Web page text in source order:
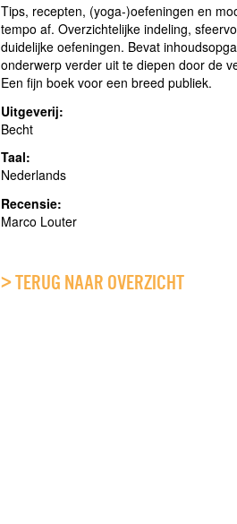
Tips, recepten, (yoga-)oefeningen en
tempo af. Overzichtelijke indeling,
duidelijke oefeningen. Bevat
onderwerp verder uit te diepen door de
Een fijn boek voor een breed publiek.
Uitgeverij:
Becht
Taal:
Nederlands
Recensie:
Marco Louter
> TERUG NAAR OVERZICHT